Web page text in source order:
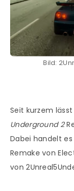
Bild:
Seit kurzem
Underground 2
Dabei handelt
Remake von
von